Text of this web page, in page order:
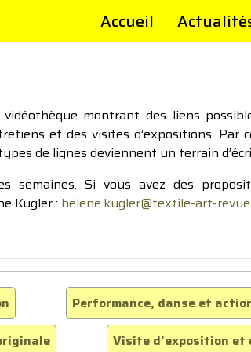
Accueil
vidéothèque montrant des liens
et des visites d’expositions.
de lignes deviennent un terrain
semaines. Si vous avez des
Kugler : helene.kugler@textile-art-
Performance, danse et
Visite d'exposition et